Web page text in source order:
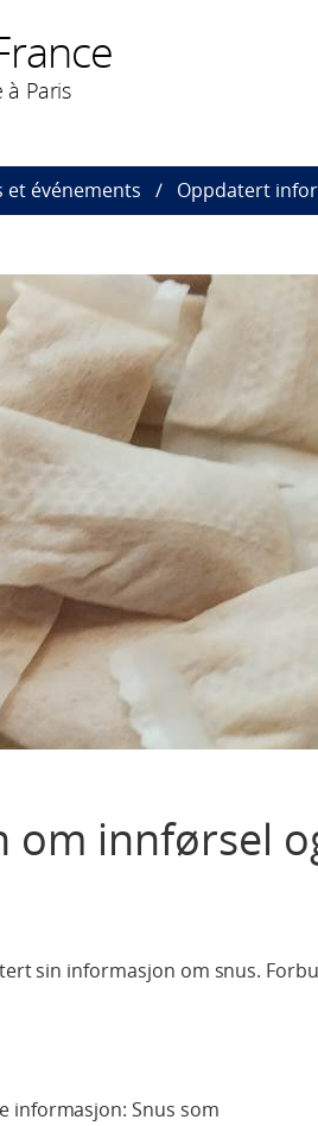
à Paris
et événements Oppdatert
innførsel
sin informasjon om snus.
informasjon: Snus som